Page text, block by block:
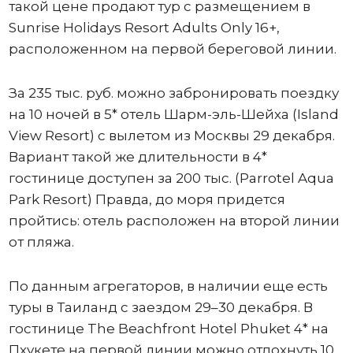
такой цене продают тур с размещением в
Sunrise Holidays Resort Adults Only 16+,
расположенном на первой береговой линии.
За 235 тыс. руб. можно забронировать поездку
на 10 ночей в 5* отель Шарм-эль-Шейха (Island
View Resort) с вылетом из Москвы 29 декабря.
Вариант такой же длительности в 4*
гостинице доступен за 200 тыс. (Parrotel Aqua
Park Resort) Правда, до моря придется
пройтись: отель расположен на второй линии
от пляжа.
По данным агрегаторов, в наличии еще есть
туры в Таиланд с заездом 29–30 декабря. В
гостинице The Beachfront Hotel Phuket 4* на
Пхукете на первой линии можно отдохнуть 10